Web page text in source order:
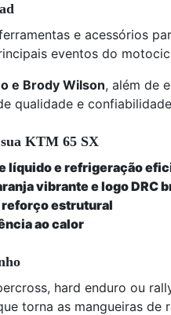
e acessórios
eventos do
e Brody Wilson, além de
qualidade e
KTM 65 SX
líquido e refrigeração
vibrante e logo DRC
reforço estrutural
ao calor
hard enduro ou
torna as mangueiras